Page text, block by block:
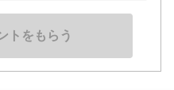
トをもらう